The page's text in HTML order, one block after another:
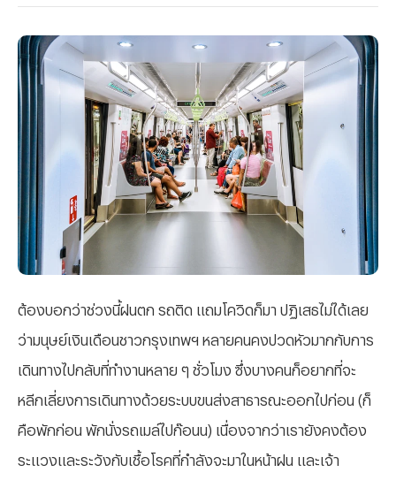
ต้องบอกว่าช่วงนี้ฝนตก รถติด แถมโควิดก็มา ปฏิเสธไม่ได้เลย
ว่ามนุษย์เงินเดือนชาวกรุงเทพฯ หลายคนคงปวดหัวมากกับการ
เดินทางไปกลับที่ทำงานหลาย ๆ ชั่วโมง ซึ่งบางคนก็อยากที่จะ
หลีกเลี่ยงการเดินทางด้วยระบบขนส่งสาธารณะออกไปก่อน (ก็
คือพักก่อน พักนั่งรถเมล์ไปก๊อนน) เนื่องจากว่าเรายังคงต้อง
ระแวงและระวังกับเชื้อโรคที่กำลังจะมาในหน้าฝน และเจ้า